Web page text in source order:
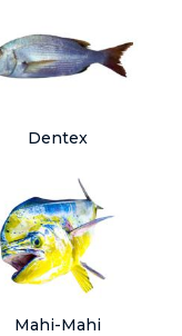
Dentex
Mahi-Mahi